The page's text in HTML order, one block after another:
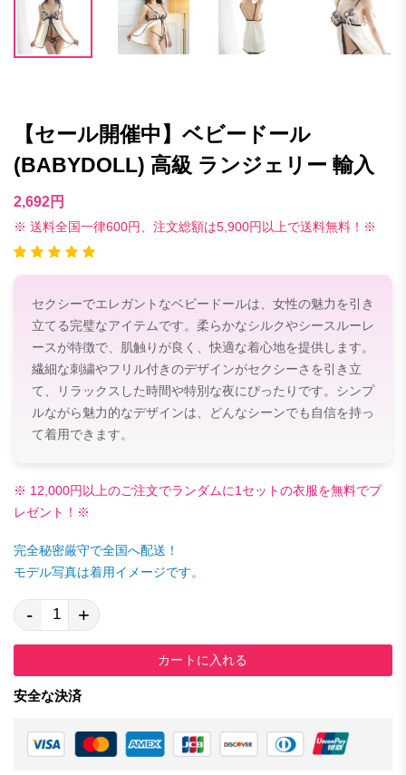
【セール開催中】ベビードール
(BABYDOLL) 高級 ランジェリー 輸入
2,692円
※ 送料全国一律600円、注文総額は5,900円以上で送料無料！※
セクシーでエレガントなベビードールは、女性の魅力を引き
立てる完璧なアイテムです。柔らかなシルクやシースルーレ
ースが特徴で、肌触りが良く、快適な着心地を提供します。
繊細な刺繍やフリル付きのデザインがセクシーさを引き立
て、リラックスした時間や特別な夜にぴったりです。シンプ
ルながら魅力的なデザインは、どんなシーンでも自信を持っ
て着用できます。
※ 12,000円以上のご注文でランダムに1セットの衣服を無料でプ
レゼント！※
完全秘密厳守で全国へ配送！
モデル写真は着用イメージです。
- +
カートに入れる
安全な決済